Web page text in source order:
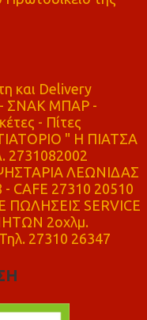
και Delivery
- ΣΝΑΚ ΜΠΑΡ -
- Πίτες
" Η ΠΙΑΤΣΑ
ΛΕΩΝΙΔΑΣ
CAFE 27310 20510
SERVICE
2οχλμ.
27310 26347